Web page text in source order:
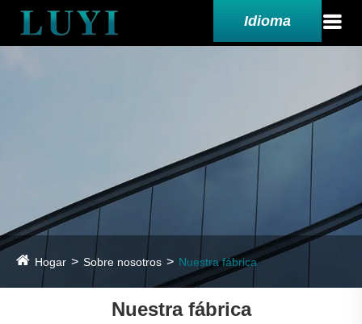
Idioma
Hogar Sobre nosotros Nuestra fábrica
Nuestra fábrica